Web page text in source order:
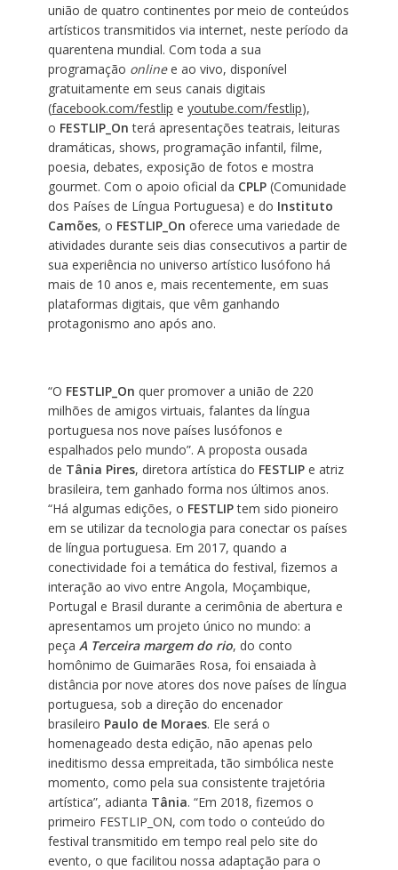
união de quatro continentes por meio de conteúdos
artísticos transmitidos via internet, neste período da
quarentena mundial. Com toda a sua
programação onlinee ao vivo, disponível
gratuitamente em seus canais digitais
(facebook.com/festlip e youtube.com/festlip),
o FESTLIP_On terá apresentações teatrais, leituras
dramáticas, shows, programação infantil, filme,
poesia, debates, exposição de fotos e mostra
gourmet. Com o apoio oficial da CPLP(Comunidade
dos Países de Língua Portuguesa) e do Instituto
Camões, o FESTLIP_On oferece uma variedade de
atividades durante seis dias consecutivos a partir de
sua experiência no universo artístico lusófono há
mais de 10 anos e, mais recentemente, em suas
plataformas digitais, que vêm ganhando
protagonismo ano após ano.
“O FESTLIP_On quer promover a união de 220
milhões de amigos virtuais, falantes da língua
portuguesa nos nove países lusófonos e
espalhados pelo mundo”. A proposta ousada
de Tânia Pires, diretora artística do FESTLIPe atriz
brasileira, tem ganhado forma nos últimos anos.
“Há algumas edições, o FESTLIPtem sido pioneiro
em se utilizar da tecnologia para conectar os países
de língua portuguesa. Em 2017, quando a
conectividade foi a temática do festival, fizemos a
interação ao vivo entre Angola, Moçambique,
Portugal e Brasil durante a cerimônia de abertura e
apresentamos um projeto único no mundo: a
peça A Terceira margem do rio, do conto
homônimo de Guimarães Rosa, foi ensaiada à
distância por nove atores dos nove países de língua
portuguesa, sob a direção do encenador
brasileiro Paulo de Moraes. Ele será o
homenageado desta edição, não apenas pelo
ineditismo dessa empreitada, tão simbólica neste
momento, como pela sua consistente trajetória
artística”, adianta Tânia. “Em 2018, fizemos o
primeiro FESTLIP_ON, com todo o conteúdo do
festival transmitido em tempo real pelo site do
evento, o que facilitou nossa adaptação para o